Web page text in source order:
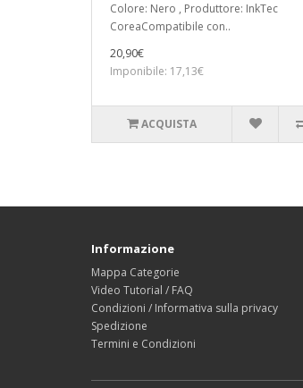
Colore: Nero , Produttore: InkTec
CoreaCompatibile con..
20,90€
Imponibile: 17,13€
ACQUISTA
Informazione
Mappa Categorie
Video Tutorial / FAQ
Condizioni / Informativa sulla privacy
Spedizione
Termini e Condizioni